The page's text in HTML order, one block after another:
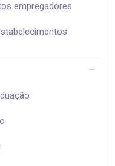
empregadores